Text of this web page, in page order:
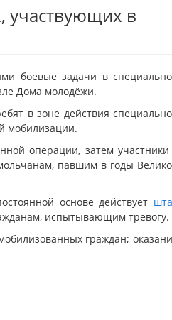
участвующих в
боевые задачи в
Дома молодёжи.
в зоне действия
мобилизации.
операции, затем участники
павшим в годы
основе действует
испытывающим тревогу.
граждан;